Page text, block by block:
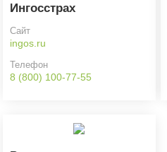
Ингосстрах
Сайт
ingos.ru
Телефон
8 (800) 100-77-55